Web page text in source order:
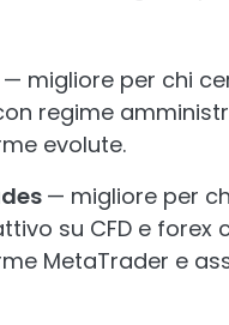
— migliore per chi
regime
evolute.
— migliore per
su CFD e forex
MetaTrader e